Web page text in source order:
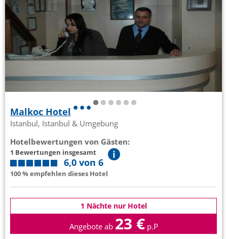
Malkoc Hotel
Istanbul, Istanbul & Umgebung
Hotelbewertungen von Gästen:
1 Bewertungen insgesamt
6,0 von 6
100 % empfehlen dieses Hotel
1 Nächte nur Hotel
Angebote ab 23 € p.P